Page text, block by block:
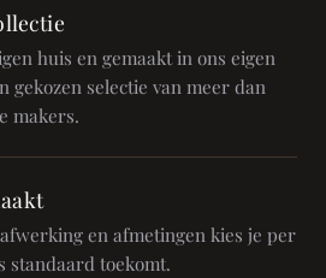
huis en gemaakt in ons eigen
gekozen selectie van meer dan
makers.
en afmetingen kies je per
standaard toekomt.